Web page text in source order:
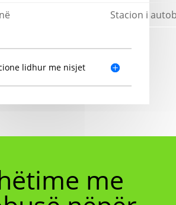
Stacion i
lidhur me nisjet
me